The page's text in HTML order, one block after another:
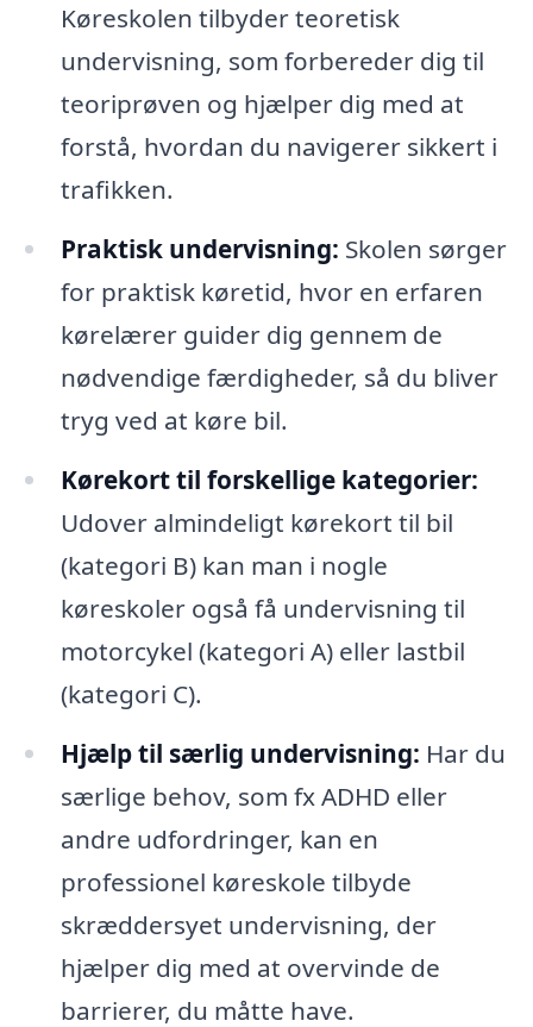
Køreskolen tilbyder teoretisk
undervisning, som forbereder dig til
teoriprøven og hjælper dig med at
forstå, hvordan du navigerer sikkert i
trafikken.
Praktisk undervisning: Skolen sørger
for praktisk køretid, hvor en erfaren
kørelærer guider dig gennem de
nødvendige færdigheder, så du bliver
tryg ved at køre bil.
Kørekort til forskellige kategorier:
Udover almindeligt kørekort til bil
(kategori B) kan man i nogle
køreskoler også få undervisning til
motorcykel (kategori A) eller lastbil
(kategori C).
Hjælp til særlig undervisning: Har du
særlige behov, som fx ADHD eller
andre udfordringer, kan en
professionel køreskole tilbyde
skræddersyet undervisning, der
hjælper dig med at overvinde de
barrierer, du måtte have.